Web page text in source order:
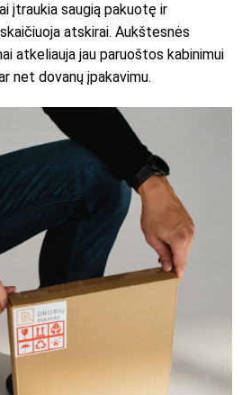
įtraukia saugią pakuotę ir
atskirai. Aukštesnės
atkeliauja jau paruoštos kabinimui
net dovanų įpakavimu.